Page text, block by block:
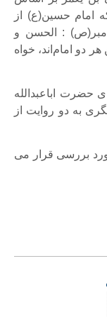
که امام حسین(ع) از
: الحسن و
دو امام‌اند، خواه
حضرت اباعبدالله
به دو روایت از
بررسی قرار می